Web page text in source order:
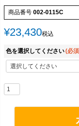
商品番号 002-0115C
¥23,430税込
色を選択してください(必